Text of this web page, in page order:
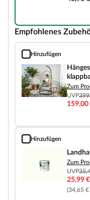
Empfohlenes
Hinzufügen
Hängesessel mit Gestell
Zum
UVP
159,00
Hinzufügen
Landhausfarbe 2101 Weiß
Zum
UVP
25,99 €
(34,65